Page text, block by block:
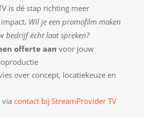
is dé stap richting meer
Wil je een promofilm maken
bedrijf écht laat spreken?
offerte aan voor jouw
over concept, locatiekeuze en
via contact bij StreamProvider TV